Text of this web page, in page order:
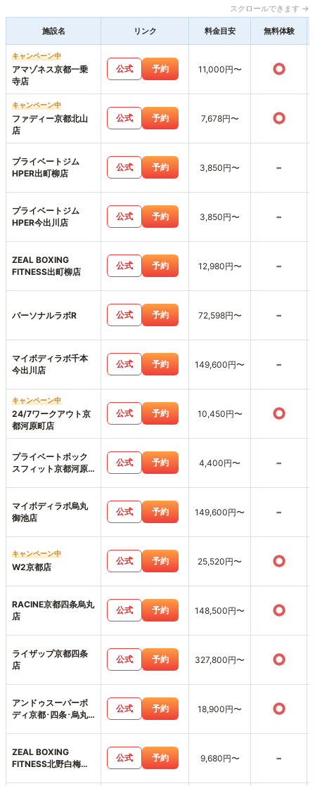
スクロールできます →
施設名 リンク 料金目安 無料体験
キャンペーン中
アマゾネス京都一乗
寺店
公式 予約 11,000円〜 ○
キャンペーン中
ファディー京都北山
店
公式 予約 7,678円〜 ○
プライベートジム
HPER出町柳店
公式 予約 3,850円〜 -
プライベートジム
HPER今出川店
公式 予約 3,850円〜 -
ZEAL BOXING
FITNESS出町柳店
公式 予約 12,980円〜 -
パーソナルラボR 公式 予約 72,598円〜 -
マイボディラボ千本
今出川店
公式 予約 149,600円〜 -
キャンペーン中
24/7ワークアウト京
都河原町店
公式 予約 10,450円〜 ○
プライベートボック
スフィット京都河原
公式 予約 4,400円〜 -
マイボディラボ烏丸
御池店
公式 予約 149,600円〜 -
キャンペーン中
W2京都店
公式 予約 25,520円〜 ○
RACINE京都四条烏丸
店
公式 予約 148,500円〜 ○
ライザップ京都四条
店
公式 予約 327,800円〜 ○
アンドゥスーパーボ
ディ京都･四条･烏丸
公式 予約 18,900円〜 ○
ZEAL BOXING
FITNESS北野白梅町
公式 予約 9,680円〜 -